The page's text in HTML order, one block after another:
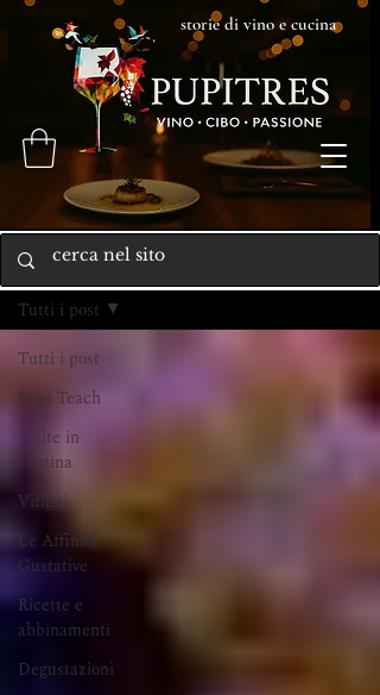
storie di vino e cucina
Home
Tutti i post
Pupi Teach
Visite in
cantina
Vitigni
Le Affinità
Gustative
Ricette e
abbinamenti
Degustazioni
Tutti i post